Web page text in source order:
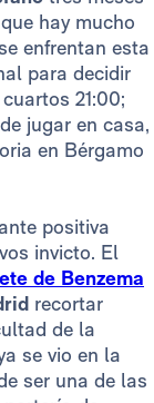
hay mucho
enfrentan esta
para decidir
21:00;
jugar en casa,
en Bérgamo
positiva
invicto. El
de Benzema
recortar
de la
se vio en la
ser una de las